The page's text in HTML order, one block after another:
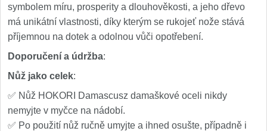
symbolem míru, prosperity a dlouhověkosti, a jeho dřevo
má unikátní vlastnosti, díky kterým se rukojeť nože stává
příjemnou na dotek a odolnou vůči opotřebení.
Doporučení a údržba:
Nůž jako celek:
✅ Nůž HOKORI Damascusz damaškové oceli nikdy
nemyjte v myčce na nádobí.
✅ Po použití nůž ručně umyjte a ihned osušte, případně i